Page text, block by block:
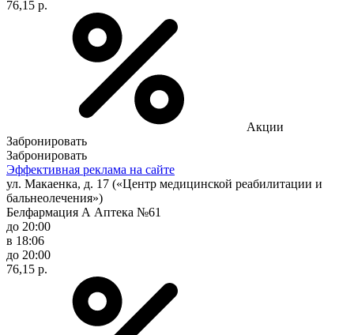
76,15 р.
Акции
Забронировать
Забронировать
Эффективная реклама на сайте
ул. Макаенка, д. 17 («Центр медицинской реабилитации и
бальнеолечения»)
Белфармация А Аптека №61
до 20:00
в 18:06
до 20:00
76,15 р.